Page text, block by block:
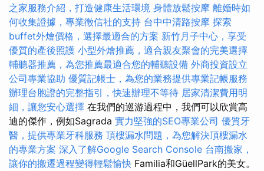
之家服務介紹，打造健康生活環境 身體放鬆按摩 離婚時如
何收集證據，專業徵信社的支持 台中中清路按摩 探索
buffet外燴價格，選擇最適合的方案 新竹月子中心，享受
優質的產後照護 小型外燴推薦，適合親友聚會的完美選擇
輔聽器推薦，為您推薦最適合您的輔聽設備 外商投資設立
公司專業協助 優質記帳士，為您的業務提供專業記帳服務
辦理台胞證的完整指引，快速辦理不等待 居家清潔費用明
細，讓您安心選擇 在我們的巡游過程中，我們可以欣賞高
迪的傑作，例如Sagrada 實力堅強的SEO專業公司 優質牙
醫，提供專業牙科服務 頂樓漏水問題，為您解決頂樓漏水
的專業方案 深入了解Google Search Console 台南搬家，
讓你的搬遷過程變得輕鬆愉快 Familia和GüellPark的美女。